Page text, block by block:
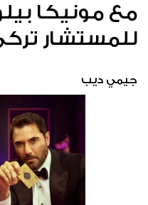
مع مونيكا
للمستشار
جيمي ديب